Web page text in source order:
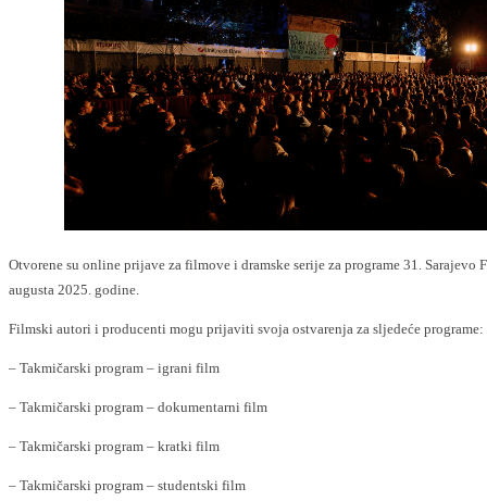
Otvorene su online prijave za filmove i dramske serije za programe 31. Sarajevo
augusta 2025. godine.
Filmski autori i producenti mogu prijaviti svoja ostvarenja za sljedeće programe:
– Takmičarski program – igrani film
– Takmičarski program – dokumentarni film
– Takmičarski program – kratki film
– Takmičarski program – studentski film